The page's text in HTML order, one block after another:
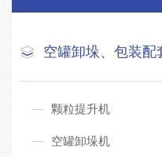
空罐卸垛、包装配
颗粒提升机
空罐卸垛机